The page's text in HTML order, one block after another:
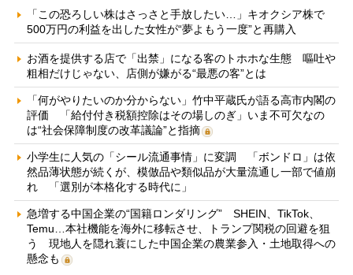
「この恐ろしい株はさっさと手放したい…」キオクシア株で
500万円の利益を出した女性が“夢よもう一度”と再購入
お酒を提供する店で「出禁」になる客のトホホな生態 嘔吐や
粗相だけじゃない、店側が嫌がる“最悪の客”とは
「何がやりたいのか分からない」竹中平蔵氏が語る高市内閣の
評価 「給付付き税額控除はその場しのぎ」いま不可欠なの
は“社会保障制度の改革議論”と指摘
小学生に人気の「シール流通事情」に変調 「ボンドロ」は依
然品薄状態が続くが、模倣品や類似品が大量流通し一部で値崩
れ 「選別が本格化する時代に」
急増する中国企業の“国籍ロンダリング” SHEIN、TikTok、
Temu…本社機能を海外に移転させ、トランプ関税の回避を狙
う 現地人を隠れ蓑にした中国企業の農業参入・土地取得への
懸念も